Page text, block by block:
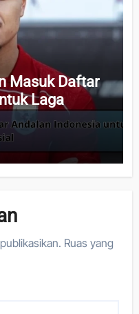
Masuk Daftar
Laga
Ruas yang